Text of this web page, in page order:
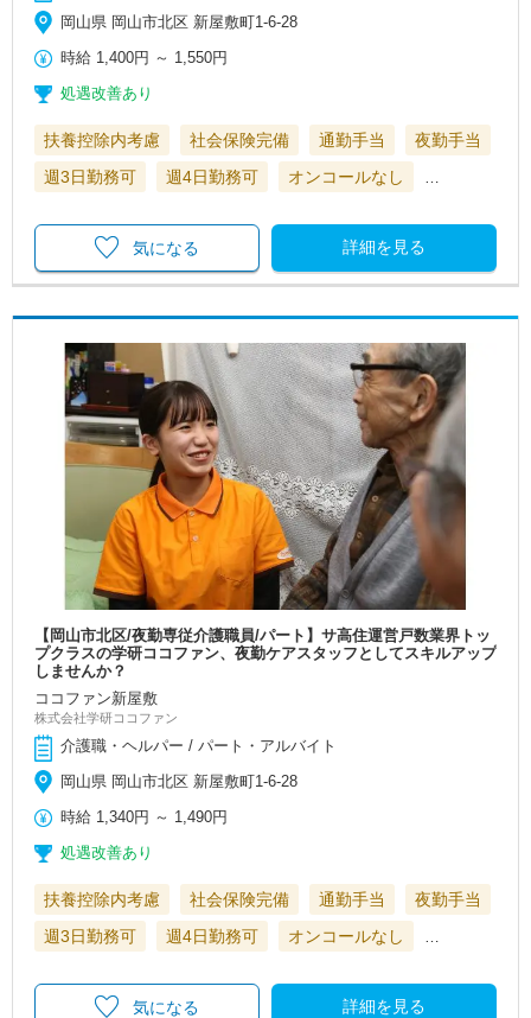
岡山県 岡山市北区 新屋敷町1-6-28
時給 1,400円 ～ 1,550円
処遇改善あり
扶養控除内考慮 社会保険完備 通勤手当
夜勤手当
週3日勤務可
週4日勤務可 オンコールなし
詳細を見る
気になる
【岡山市北区/夜勤専従介護職員/パート】サ高住運営戸数業界トッ
プクラスの学研ココファン、夜勤ケアスタッフとしてスキルアップ
しませんか？
ココファン新屋敷
株式会社学研ココファン
介護職・ヘルパー / パート・アルバイト
岡山県 岡山市北区 新屋敷町1-6-28
時給 1,340円 ～ 1,490円
処遇改善あり
扶養控除内考慮 社会保険完備 通勤手当
夜勤手当
週3日勤務可
週4日勤務可 オンコールなし
詳細を見る
気になる